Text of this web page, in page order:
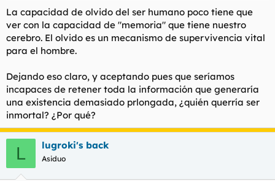
La capacidad de olvido del ser humano poco tiene que
ver con la capacidad de "memoria" que tiene nuestro
cerebro. El olvido es un mecanismo de supervivencia vital
para el hombre.
Dejando eso claro, y aceptando pues que seríamos
incapaces de retener toda la información que generaría
una existencia demasiado prlongada, ¿quién querría ser
inmortal? ¿Por qué?
L lugroki's back
Asiduo